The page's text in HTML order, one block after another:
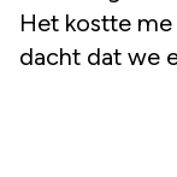
Het kostte
dacht dat we